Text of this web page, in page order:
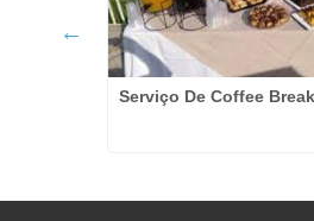
Serviço De Coffee